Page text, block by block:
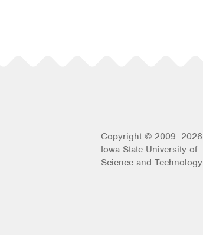
Copyright © 2009–2026
Iowa State University of
Science and Technology